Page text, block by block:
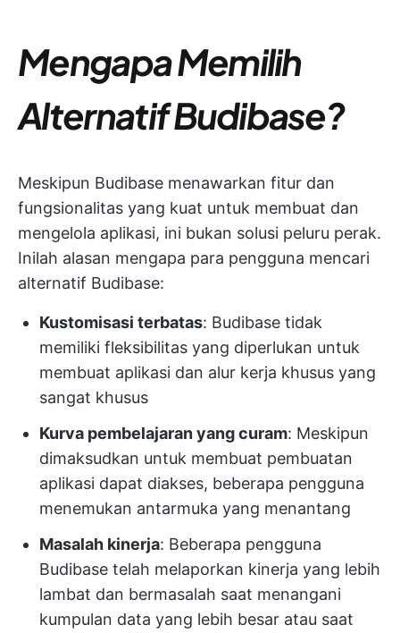
Mengapa Memilih
Alternatif Budibase?
Meskipun Budibase menawarkan fitur dan
fungsionalitas yang kuat untuk membuat dan
mengelola aplikasi, ini bukan solusi peluru perak.
Inilah alasan mengapa para pengguna mencari
alternatif Budibase:
Kustomisasi terbatas: Budibase tidak
memiliki fleksibilitas yang diperlukan untuk
membuat aplikasi dan alur kerja khusus yang
sangat khusus
Kurva pembelajaran yang curam: Meskipun
dimaksudkan untuk membuat pembuatan
aplikasi dapat diakses, beberapa pengguna
menemukan antarmuka yang menantang
Masalah kinerja: Beberapa pengguna
Budibase telah melaporkan kinerja yang lebih
lambat dan bermasalah saat menangani
kumpulan data yang lebih besar atau saat